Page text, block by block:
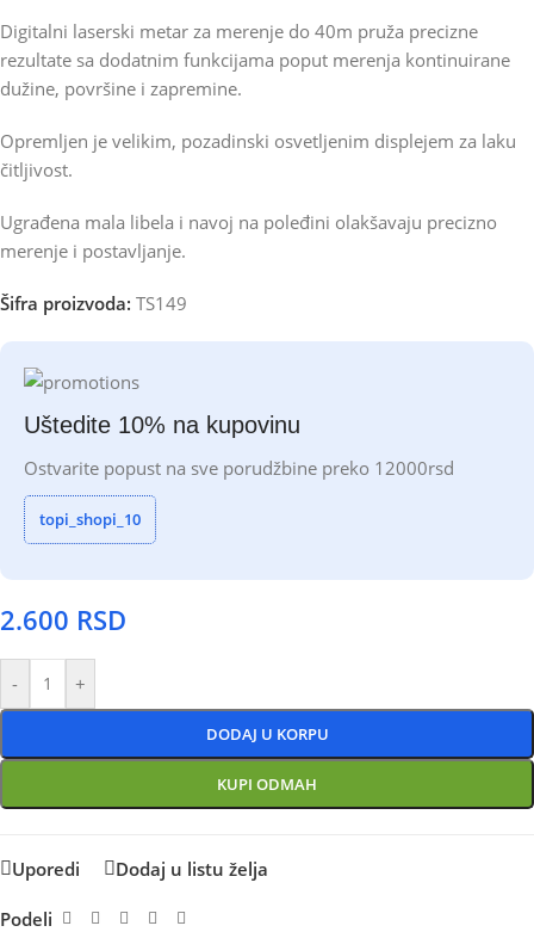
Digitalni laserski metar za merenje do 40m pruža precizne
rezultate sa dodatnim funkcijama poput merenja kontinuirane
dužine, površine i zapremine.
Opremljen je velikim, pozadinski osvetljenim displejem za laku
čitljivost.
Ugrađena mala libela i navoj na poleđini olakšavaju precizno
merenje i postavljanje.
Šifra proizvoda: TS149
Uštedite 10% na kupovinu
Ostvarite popust na sve porudžbine preko 12000rsd
topi_shopi_10
2.600 RSD
- +
DODAJ U KORPU
KUPI ODMAH
Uporedi Dodaj u listu želja
Podeli